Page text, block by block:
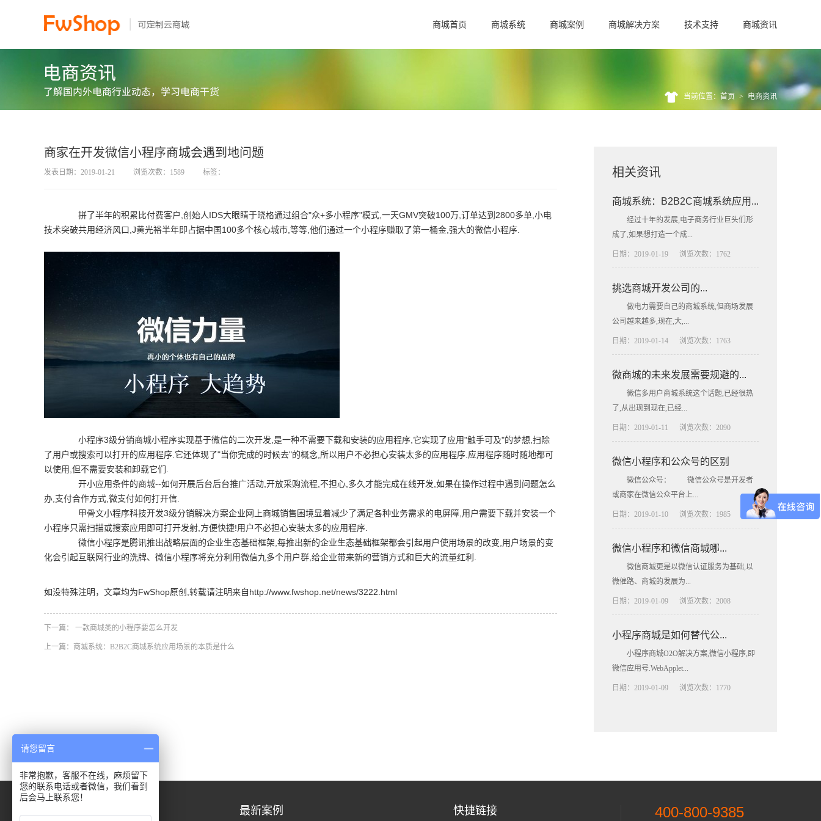
商城首页 商城系统 商城案例 商城解决方案 技术支持 商城资讯
当前位置：首页 > 电商资讯
商家在开发微信小程序商城会遇到地问题
发表日期：2019-01-21 浏览次数：1589 标签：
拼了半年的积累比付费客户,创始人IDS大眼睛于晓格通过组合"众+多小程序"模式,一天GMV突破100万,订单达到2800多单,小电
技术突破共用经济风口,J黄光裕半年即占据中国100多个核心城市,等等,他们通过一个小程序赚取了第一桶金,强大的微信小程序.
小程序3级分销商城小程序实现基于微信的二次开发,是一种不需要下载和安装的应用程序,它实现了应用"触手可及"的梦想,扫除
了用户或搜索可以打开的应用程序.它还体现了"当你完成的时候去"的概念,所以用户不必担心安装太多的应用程序.应用程序随时随地都可
以使用,但不需要安装和卸载它们.
开小应用条件的商城--如何开展后台后台推广活动,开放采购流程,不担心,多久才能完成在线开发,如果在操作过程中遇到问题怎么
办,支付合作方式,微支付如何打开信.
甲骨文小程序科技开发3级分销解决方案企业网上商城销售困境显着减少了满足各种业务需求的电屏障,用户需要下载并安装一个
小程序只需扫描或搜索应用即可打开发射,方便快捷!用户不必担心安装太多的应用程序.
微信小程序是腾讯推出战略层面的企业生态基础框架,每推出新的企业生态基础框架都会引起用户使用场景的改变,用户场景的变
化会引起互联网行业的洗牌、微信小程序将充分利用微信九多个用户群,给企业带来新的营销方式和巨大的流量红利.
如没特殊注明，文章均为FwShop原创,转载请注明来自http://www.fwshop.net/news/3222.html
下一篇： 一款商城类的小程序要怎么开发
上一篇： 商城系统：B2B2C商城系统应用场景的本质是什么
相关资讯
商城系统：B2B2C商城系统应用...
经过十年的发展,电子商务行业巨头们形
成了,如果想打造一个成...
日期：2019-01-19 浏览次数：1762
挑选商城开发公司的...
做电力需要自己的商城系统,但商场发展
公司越来越多,现在,大,...
日期：2019-01-14 浏览次数：1763
微商城的未来发展需要规避的...
微信多用户商城系统这个话题,已经很热
了,从出现到现在,已经...
日期：2019-01-11 浏览次数：2090
微信小程序和公众号的区别
微信公众号： 微信公众号是开发者
或商家在微信公众平台上...
日期：2019-01-10 浏览次数：1985
微信小程序和微信商城哪...
微信商城更是以微信认证服务为基础,以
微催路、商城的发展为...
日期：2019-01-09 浏览次数：2008
小程序商城是如何替代公...
小程序商城O2O解决方案,微信小程序,即
微信应用号.WebApplet...
日期：2019-01-09 浏览次数：1770
最新案例 快捷链接 400-800-9385
请您留言
非常抱歉，客服不在线，麻烦留下
您的联系电话或者微信，我们看到
后会马上联系您！